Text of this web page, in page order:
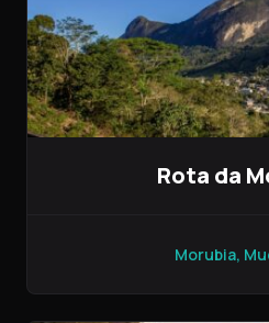
Rota da
Morubia,